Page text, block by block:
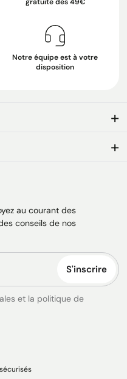
gratuite dès 49€
Notre équipe est à votre
disposition
au courant des
conseils de nos
S'inscrire
et la politique de